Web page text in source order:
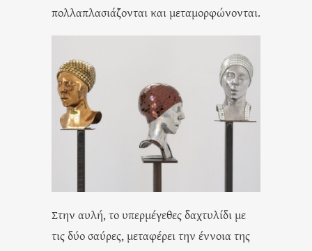
πολλαπλασιάζονται και μεταμορφώνονται.
Στην αυλή, το υπερμέγεθες δαχτυλίδι με
τις δύο σαύρες, μεταφέρει την έννοια της